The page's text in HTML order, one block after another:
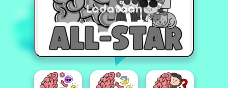
Ladataan